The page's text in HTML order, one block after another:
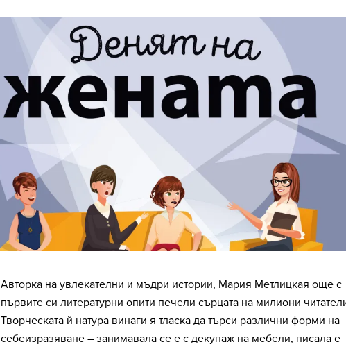
Авторка на увлекателни и мъдри истории, Мария Метлицкая още с
първите си литературни опити печели сърцата на милиони
Творческата й натура винаги я тласка да търси различни форми на
себеизразяване – занимавала се е с декупаж на мебели, писала е